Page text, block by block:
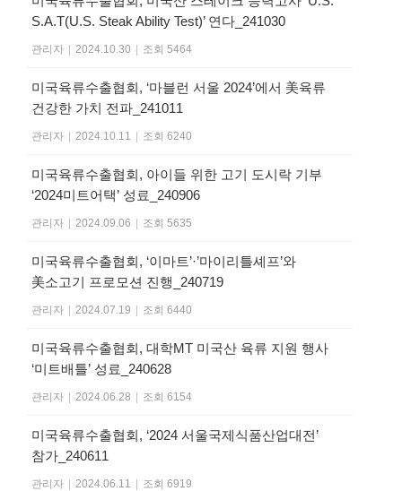
S.A.T(U.S. Steak Ability Test)’ 연다_241030
관리자 | 2024.10.30 | 조회 5464
미국육류수출협회, ‘마블런 서울 2024’에서 美육류
건강한 가치 전파_241011
관리자 | 2024.10.11 | 조회 6240
미국육류수출협회, 아이들 위한 고기 도시락 기부
‘2024미트어택’ 성료_240906
관리자 | 2024.09.06 | 조회 5635
미국육류수출협회, ‘이마트’·’마이리틀셰프’와
美소고기 프로모션 진행_240719
관리자 | 2024.07.19 | 조회 6440
미국육류수출협회, 대학MT 미국산 육류 지원 행사
‘미트배틀’ 성료_240628
관리자 | 2024.06.28 | 조회 6154
미국육류수출협회, ‘2024 서울국제식품산업대전’
참가_240611
관리자 | 2024.06.11 | 조회 6919